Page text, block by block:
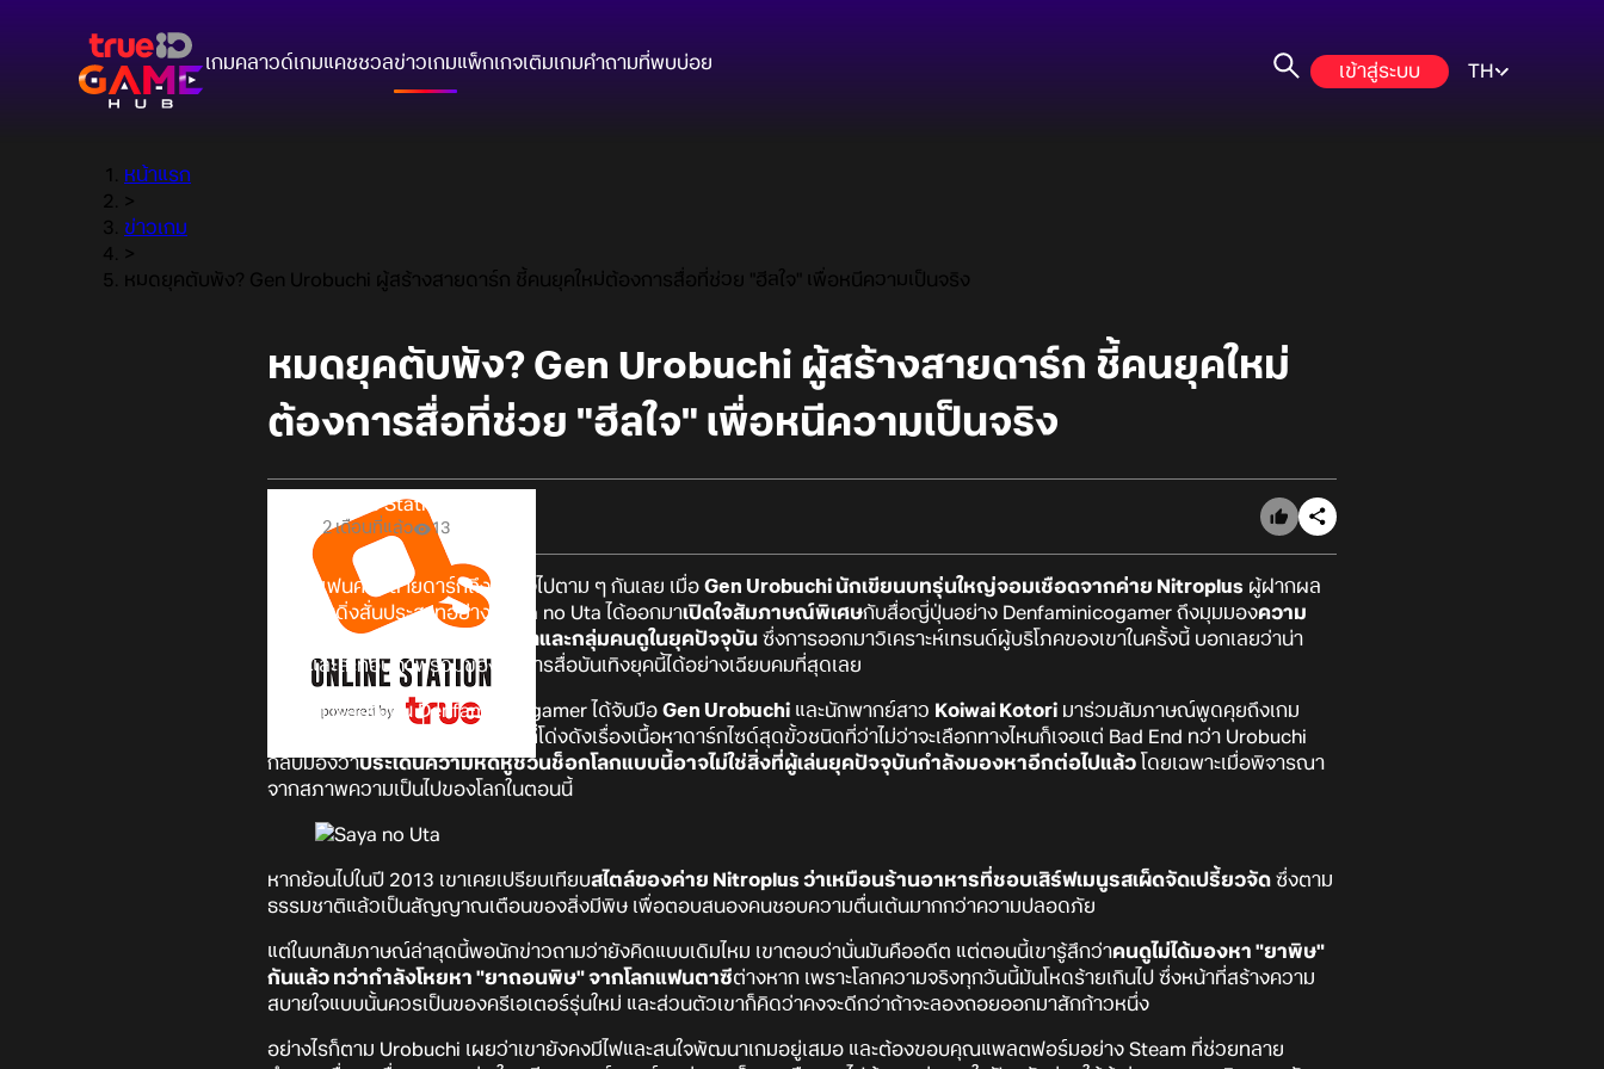
เกมคลาวด์เกมแคชชวลข่าวเกมแพ็กเกจเติมเกมคำถามที่พบบ่อย เข้าสู่ระบบ TH
หน้าแรก
>
ข่าวเกม
>
หมดยุคตับพัง? Gen Urobuchi ผู้สร้างสายดาร์ก ชี้คนยุคใหม่ต้องการสื่อที่ช่วย "ฮีลใจ" เพื่อหนีความเป็นจริง
หมดยุคตับพัง? Gen Urobuchi ผู้สร้างสายดาร์ก ชี้คนยุคใหม่
ต้องการสื่อที่ช่วย "ฮีลใจ" เพื่อหนีความเป็นจริง
Online Station
2 เดือนที่แล้ว 13
ทำเอาแฟนคลับสายดาร์กถึงกับอึ้งไปตาม ๆ กันเลย เมื่อ Gen Urobuchi นักเขียนบทรุ่นใหญ่จอมเชือดจากค่าย Nitroplus ผู้ฝากผล
งานชวนดิ่งสั่นประสาทอย่าง Saya no Uta ได้ออกมาเปิดใจสัมภาษณ์พิเศษกับสื่อญี่ปุ่นอย่าง Denfaminicogamer ถึงมุมมองความ
เปลี่ยนแปลงของโลกวิชวลโนเวลและกลุ่มคนดูในยุคปัจจุบัน ซึ่งการออกมาวิเคราะห์เทรนด์ผู้บริโภคของเขาในครั้งนี้ บอกเลยว่าน่า
สนใจและสะท้อนภาพรวมของวงการสื่อบันเทิงยุคนี้ได้อย่างเฉียบคมที่สุดเลย
ล่าสุดทางสื่อญี่ปุ่น Denfaminicogamer ได้จับมือ Gen Urobuchi และนักพากย์สาว Koiwai Kotori มาร่วมสัมภาษณ์พูดคุยถึงเกม
ระดับตำนานอย่าง Saya no Uta ที่โด่งดังเรื่องเนื้อหาดาร์กไซด์สุดขั้วชนิดที่ว่าไม่ว่าจะเลือกทางไหนก็เจอแต่ Bad End ทว่า Urobuchi
กลับมองว่าประเด็นความหดหู่ชวนช็อกโลกแบบนี้อาจไม่ใช่สิ่งที่ผู้เล่นยุคปัจจุบันกำลังมองหาอีกต่อไปแล้ว โดยเฉพาะเมื่อพิจารณา
จากสภาพความเป็นไปของโลกในตอนนี้
หากย้อนไปในปี 2013 เขาเคยเปรียบเทียบสไตล์ของค่าย Nitroplus ว่าเหมือนร้านอาหารที่ชอบเสิร์ฟเมนูรสเผ็ดจัดเปรี้ยวจัด ซึ่งตาม
ธรรมชาติแล้วเป็นสัญญาณเตือนของสิ่งมีพิษ เพื่อตอบสนองคนชอบความตื่นเต้นมากกว่าความปลอดภัย
แต่ในบทสัมภาษณ์ล่าสุดนี้พอนักข่าวถามว่ายังคิดแบบเดิมไหม เขาตอบว่านั่นมันคืออดีต แต่ตอนนี้เขารู้สึกว่าคนดูไม่ได้มองหา "ยาพิษ"
กันแล้ว ทว่ากำลังโหยหา "ยาถอนพิษ" จากโลกแฟนตาซีต่างหาก เพราะโลกความจริงทุกวันนี้มันโหดร้ายเกินไป ซึ่งหน้าที่สร้างความ
สบายใจแบบนั้นควรเป็นของครีเอเตอร์รุ่นใหม่ และส่วนตัวเขาก็คิดว่าคงจะดีกว่าถ้าจะลองถอยออกมาสักก้าวหนึ่ง
อย่างไรก็ตาม Urobuchi เผยว่าเขายังคงมีไฟและสนใจพัฒนาเกมอยู่เสมอ และต้องขอบคุณแพลตฟอร์มอย่าง Steam ที่ช่วยทลาย